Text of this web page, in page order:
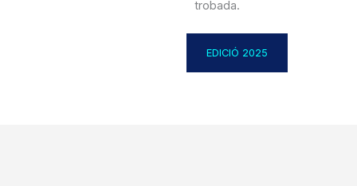
trobada.
EDICIÓ 2025